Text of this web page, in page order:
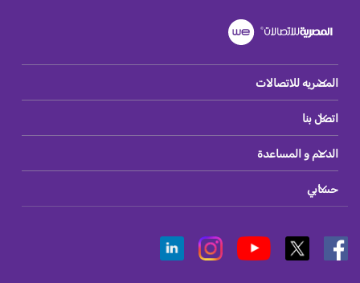
المصريه للاتصالات
اتصل بنا
الدعم و المساعدة
حسابي